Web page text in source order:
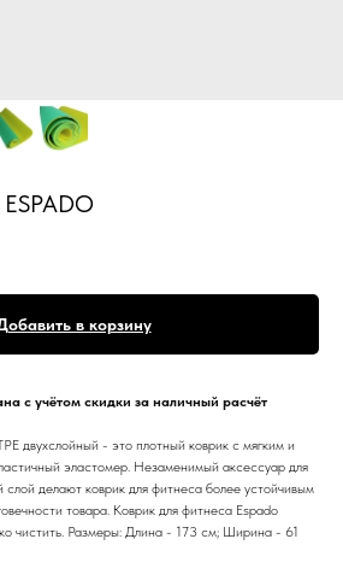
в корзину
с учётом скидки за наличный расчёт
двухслойный - это плотный коврик с мягким и
эластомер. Незаменимый аксессуар для
делают коврик для фитнеса более устойчивым
товара. Коврик для фитнеса Espado
чистить. Размеры: Длина - 173 см; Ширина - 61